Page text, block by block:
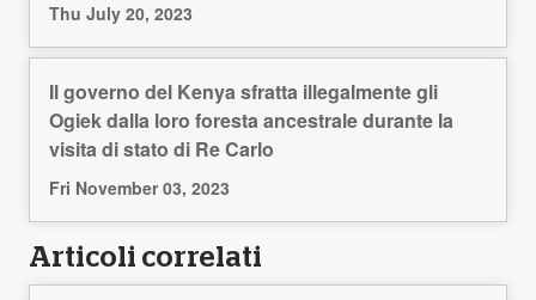
Thu July 20, 2023
Il governo del Kenya sfratta illegalmente gli
Ogiek dalla loro foresta ancestrale durante la
visita di stato di Re Carlo
Fri November 03, 2023
Articoli correlati